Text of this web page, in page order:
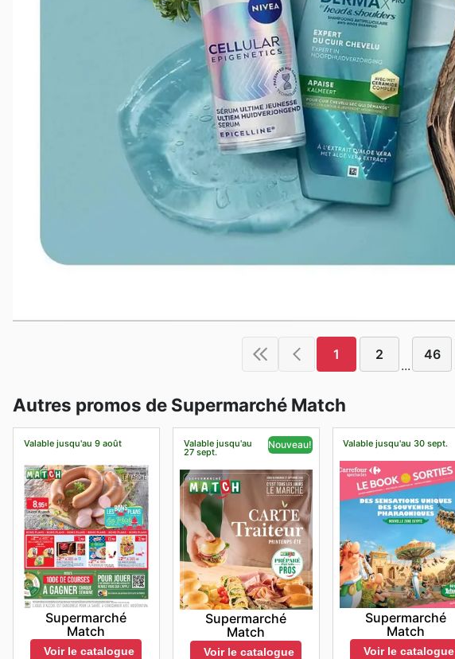
1 2
...
46
Autres promos de Supermarché Match
Valable jusqu'au 9 août
Supermarché
Match
Voir le catalogue
Valable jusqu'au
27 sept.
Nouveau!
Supermarché
Match
Voir le catalogue
Valable jusqu'au 30 sept.
Supermarché
Match
Voir le catalogue